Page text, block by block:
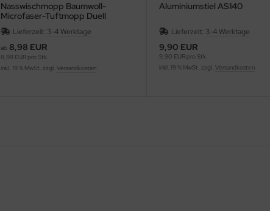
Nasswischmopp Baumwoll-
Microfaser-Tuftmopp Duell
Lieferzeit: 3-4 Werktage
ab 8,98 EUR
8,98 EUR pro Stk.
inkl. 19 % MwSt. zzgl. Versandkosten
Aluminiumstiel AS140
Lieferzeit: 3-4 Werktage
9,90 EUR
9,90 EUR pro Stk.
inkl. 19 % MwSt. zzgl.Versandkosten